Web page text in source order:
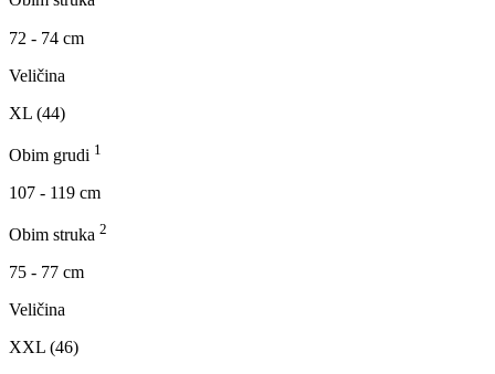
72 - 74 cm
Veličina
XL (44)
Obim grudi 1
107 - 119 cm
Obim struka 2
75 - 77 cm
Veličina
XXL (46)